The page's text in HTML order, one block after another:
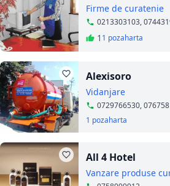
Firme de curatenie
0213303103,
1 1 pozaharta
Alexisoro
Vidanjare
0729766530,
1 pozaharta
All 4 Hotel
Vanzare produse